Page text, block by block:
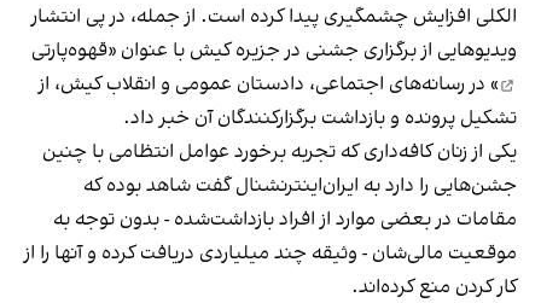
الکلی افزایش چشمگیری پیدا کرده است. از جمله، در پی انتشار
ویدیوهایی از برگزاری جشنی در جزیره کیش با عنوان «قهوه‌پارتی
» در رسانه‌های اجتماعی، دادستان عمومی و انقلاب کیش، از
تشکیل پرونده و بازداشت برگزارکنندگان آن خبر داد.
یکی از زنان کافه‌داری که تجربه برخورد عوامل انتظامی با چنین
جشن‌هایی را دارد به ایران‌اینترنشنال گفت شاهد بوده که
مقامات در بعضی موارد از افراد بازداشت‌‌شده - بدون توجه به
موقعیت مالی‌شان - وثیقه چند میلیاردی دریافت کرده و آنها را از
کار کردن منع کرده‌اند.